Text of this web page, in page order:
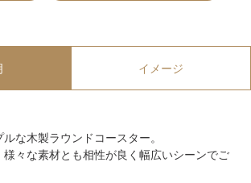
イメージ
な木製ラウンドコースター。
様々な素材とも相性が良く幅広いシーンでご